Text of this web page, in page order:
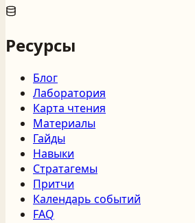
Ресурсы
Блог
Лаборатория
Карта чтения
Материалы
Гайды
Навыки
Стратагемы
Притчи
Календарь событий
FAQ